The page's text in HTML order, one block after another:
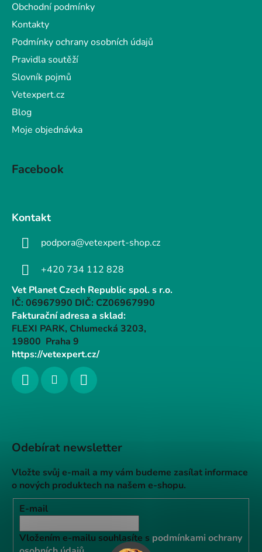
Obchodní podmínky
Kontakty
Podmínky ochrany osobních údajů
Pravidla soutěží
Slovník pojmů
Vetexpert.cz
Blog
Moje objednávka
Facebook
Kontakt
podpora@vetexpert-shop.cz
+420 734 112 828
Vet Planet Czech Republic spol. s r.o.
IČ: 06967990 DIČ: CZ06967990
Fakturační adresa a sklad:
FLEXI PARK, Chlumecká 3203,
19800 Praha 9
https://vetexpert.cz/
Odebírat newsletter
Vložte svůj e-mail a my vám budeme zasílat informace
o nových produktech na našem e-shopu.
E-mail
Vložením e-mailu souhlasíte s podmínkami ochrany